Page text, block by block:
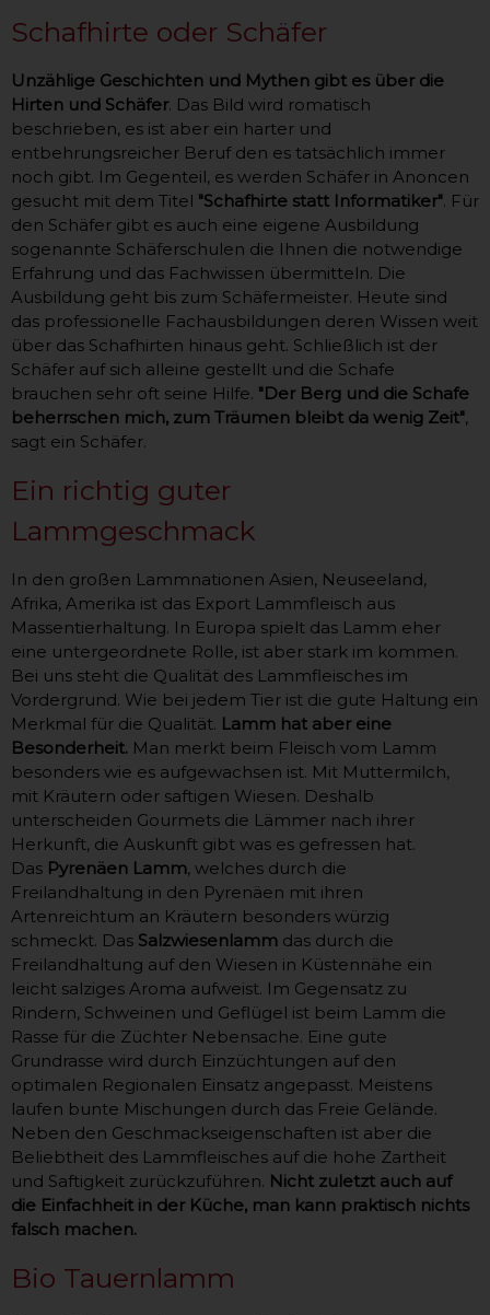
Schafhirte oder Schäfer
Unzählige Geschichten und Mythen gibt es über die
Hirten und Schäfer. Das Bild wird romatisch
beschrieben, es ist aber ein harter und
entbehrungsreicher Beruf den es tatsächlich immer
noch gibt. Im Gegenteil, es werden Schäfer in Anoncen
gesucht mit dem Titel "Schafhirte statt Informatiker". Für
den Schäfer gibt es auch eine eigene Ausbildung
sogenannte Schäferschulen die Ihnen die notwendige
Erfahrung und das Fachwissen übermitteln. Die
Ausbildung geht bis zum Schäfermeister. Heute sind
das professionelle Fachausbildungen deren Wissen weit
über das Schafhirten hinaus geht. Schließlich ist der
Schäfer auf sich alleine gestellt und die Schafe
brauchen sehr oft seine Hilfe. "Der Berg und die Schafe
beherrschen mich, zum Träumen bleibt da wenig Zeit",
sagt ein Schäfer.
Ein richtig guter
Lammgeschmack
In den großen Lammnationen Asien, Neuseeland,
Afrika, Amerika ist das Export Lammfleisch aus
Massentierhaltung. In Europa spielt das Lamm eher
eine untergeordnete Rolle, ist aber stark im kommen.
Bei uns steht die Qualität des Lammfleisches im
Vordergrund. Wie bei jedem Tier ist die gute Haltung ein
Merkmal für die Qualität. Lamm hat aber eine
Besonderheit. Man merkt beim Fleisch vom Lamm
besonders wie es aufgewachsen ist. Mit Muttermilch,
mit Kräutern oder saftigen Wiesen. Deshalb
unterscheiden Gourmets die Lämmer nach ihrer
Herkunft, die Auskunft gibt was es gefressen hat.
Das Pyrenäen Lamm, welches durch die
Freilandhaltung in den Pyrenäen mit ihren
Artenreichtum an Kräutern besonders würzig
schmeckt. Das Salzwiesenlamm das durch die
Freilandhaltung auf den Wiesen in Küstennähe ein
leicht salziges Aroma aufweist. Im Gegensatz zu
Rindern, Schweinen und Geflügel ist beim Lamm die
Rasse für die Züchter Nebensache. Eine gute
Grundrasse wird durch Einzüchtungen auf den
optimalen Regionalen Einsatz angepasst. Meistens
laufen bunte Mischungen durch das Freie Gelände.
Neben den Geschmackseigenschaften ist aber die
Beliebtheit des Lammfleisches auf die hohe Zartheit
und Saftigkeit zurückzuführen. Nicht zuletzt auch auf
die Einfachheit in der Küche, man kann praktisch nichts
falsch machen.
Bio Tauernlamm